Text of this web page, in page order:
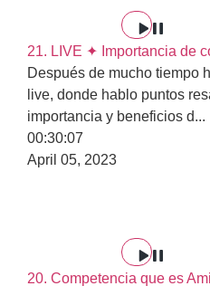
21. LIVE ✦ Importancia de
Después de mucho tiempo
live, donde hablo puntos
importancia y beneficios d...
00:30:07
April 05, 2023
20. Competencia que es